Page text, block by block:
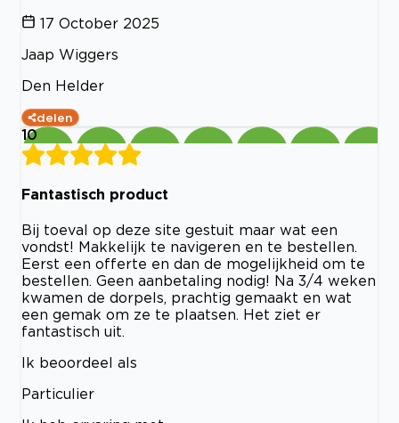
17 October 2025
Jaap Wiggers
Den Helder
delen
10
Fantastisch product
Bij toeval op deze site gestuit maar wat een
vondst! Makkelijk te navigeren en te bestellen.
Eerst een offerte en dan de mogelijkheid om te
bestellen. Geen aanbetaling nodig! Na 3/4 weken
kwamen de dorpels, prachtig gemaakt en wat
een gemak om ze te plaatsen. Het ziet er
fantastisch uit.
Ik beoordeel als
Particulier